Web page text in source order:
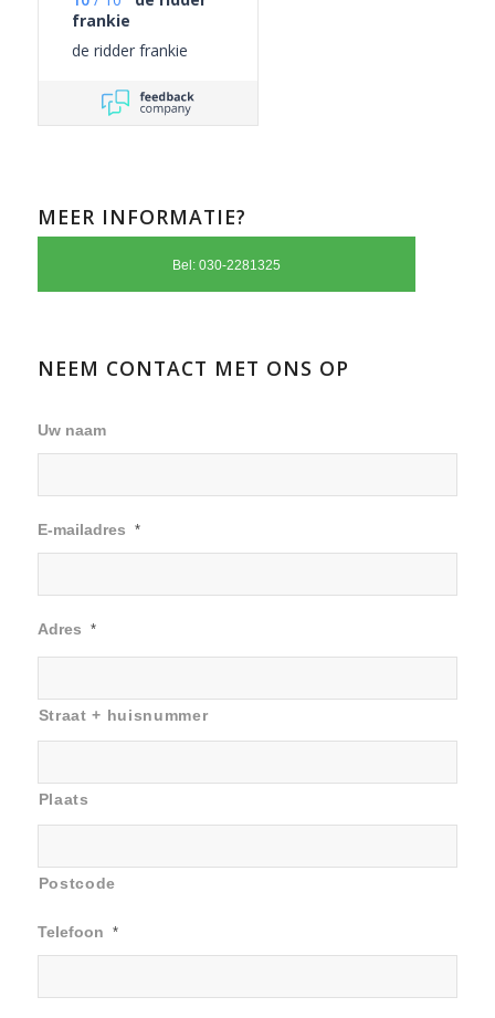
frankie
de ridder frankie
MEER INFORMATIE?
Bel: 030-2281325
NEEM CONTACT MET ONS OP
Uw naam
E-mailadres *
Adres *
Straat + huisnummer
Plaats
Postcode
Telefoon *